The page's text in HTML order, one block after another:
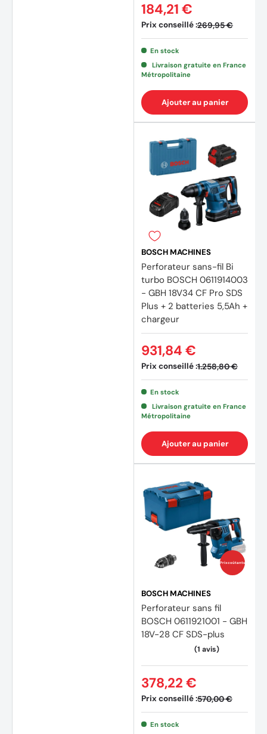
Prix conseillé :269,95 €
184,21 €
En stock
Livraison gratuite en France
Métropolitaine
Ajouter au panier
BOSCH MACHINES
Perforateur sans-fil Bi
turbo BOSCH 0611914003
- GBH 18V34 CF Pro SDS
Plus + 2 batteries 5,5Ah +
chargeur
Prix conseillé :1.258,80 €
931,84 €
En stock
Livraison gratuite en France
Métropolitaine
Ajouter au panier
Prix coûtants
BOSCH MACHINES
Perforateur sans fil
BOSCH 0611921001 - GBH
18V-28 CF SDS-plus
Prix conseillé :570,00 €
378,22 €
En stock